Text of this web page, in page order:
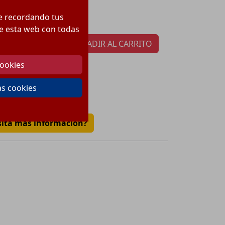
recordando tus
esta web con todas
cookies
por paquete:
AÑADIR AL CARRITO
más información?